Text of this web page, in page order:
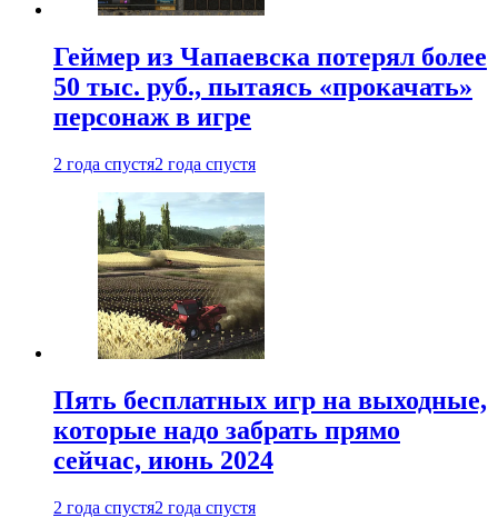
Геймер из Чапаевска потерял более
50 тыс. руб., пытаясь «прокачать»
персонаж в игре
2 года спустя2 года спустя
Пять бесплатных игр на выходные,
которые надо забрать прямо
сейчас, июнь 2024
2 года спустя2 года спустя